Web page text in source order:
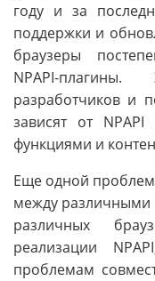
году и за
поддержки и
браузеры
NPAPI-
разработчиков и
зависят от
функциями и
Еще одной
между различными
различных
реализации
проблемам